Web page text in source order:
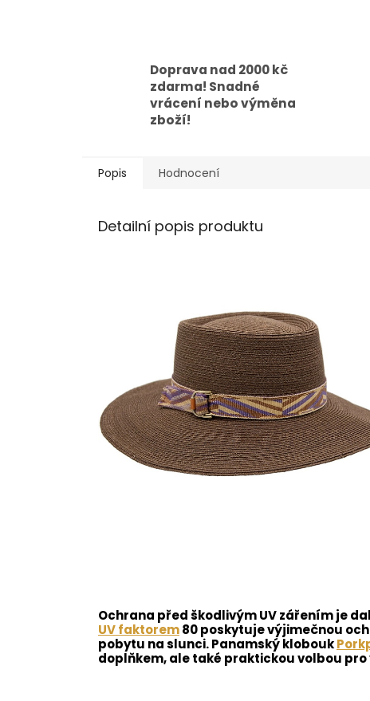
Doprava nad 2000 kč
zdarma! Snadné
vrácení nebo výměna
zboží!
Popis Hodnocení
Detailní popis produktu
Ochrana před škodlivým UV zářením je
UV faktorem80 poskytuje výjimečnou
pobytu na slunci. Panamský klobouk
doplňkem, ale také praktickou volbou